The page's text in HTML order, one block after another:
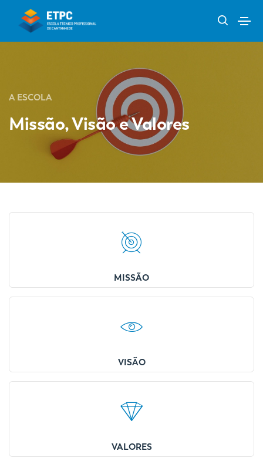
A ESCOLA
Missão, Visão e Valores
MISSÃO
VISÃO
VALORES